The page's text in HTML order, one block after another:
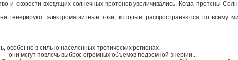
и скорости входящих солнечных протонов увеличивались. Когда протоны
электромагнитные токи, которые распространяются по всему
особенно в сильно населенных тропических регионах.
они могут повлечь выброс огромных объемов подземной энергии...